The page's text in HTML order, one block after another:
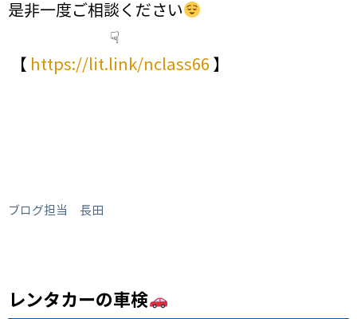
是非一度ご相談ください
☟
【 https://lit.link/nclass66 】
ブログ担当 長田
レンタカーの車検